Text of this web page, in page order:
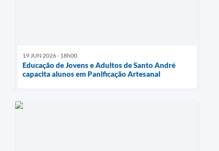
19 JUN 2026 - 18h00
Educação de Jovens e Adultos de Santo André
capacita alunos em Panificação Artesanal